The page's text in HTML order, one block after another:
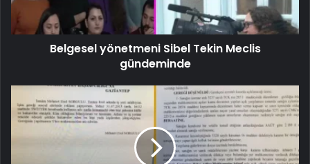
Belgesel yönetmeni Sibel Tekin Meclis
gündeminde